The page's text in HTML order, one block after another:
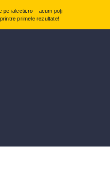
pe ialectii.ro – acum poți
primele rezultate!